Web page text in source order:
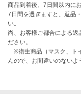
商品到着後、7日間以内に
7日間を過ぎますと、返品
い。
尚、お客様ご都合による返
ださい。
※衛生商品（マスク、ト
んので、お間違いのないよ